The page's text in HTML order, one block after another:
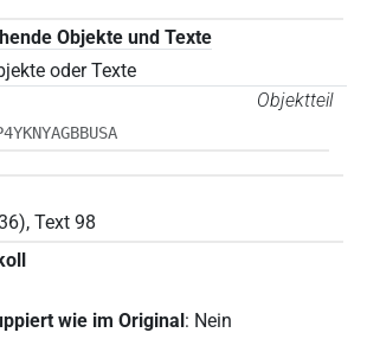
Objekte und Texte
oder Texte
Objektteil
Text 98
wie im Original : Nein